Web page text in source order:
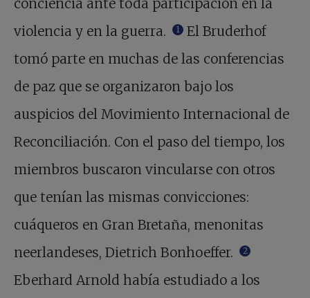
violencia y en la guerra.
1
El Bruderhof
tomó parte en muchas de las conferencias
de paz que se organizaron bajo los
auspicios del Movimiento Internacional de
Reconciliación. Con el paso del tiempo, los
miembros buscaron vincularse con otros
que tenían las mismas convicciones:
cuáqueros en Gran Bretaña, menonitas
neerlandeses, Dietrich Bonhoeffer.
2
Eberhard Arnold había estudiado a los